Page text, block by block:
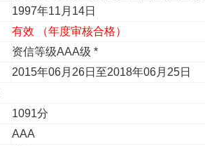
1997年11月14日
有效 （年度审核合格）
资信等级AAA级 *
2015年06月26日至2018年06月25日
1091分
AAA